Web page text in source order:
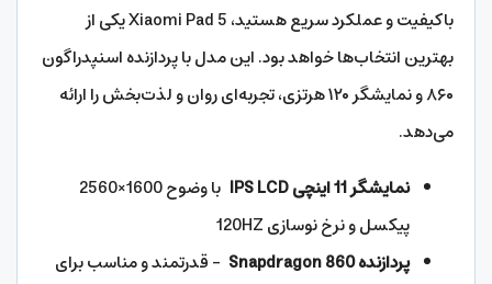
باکیفیت و عملکرد سریع هستید، Xiaomi Pad 5 یکی از
بهترین انتخاب‌ها خواهد بود. این مدل با پردازنده اسنپدراگون
۸۶۰ و نمایشگر ۱۲۰ هرتزی، تجربه‌ای روان و لذت‌بخش را ارائه
می‌دهد.
نمایشگر 11 اینچی IPS LCD
با وضوح 1600×2560
پیکسل و نرخ نوسازی 120HZ
پردازنده Snapdragon 860
– قدرتمند و مناسب برای